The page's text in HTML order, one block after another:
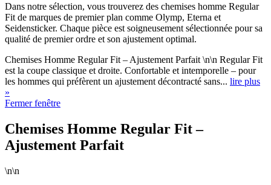
Dans notre sélection, vous trouverez des chemises homme Regular
Fit de marques de premier plan comme Olymp, Eterna et
Seidensticker. Chaque pièce est soigneusement sélectionnée pour sa
qualité de premier ordre et son ajustement optimal.
Chemises Homme Regular Fit – Ajustement Parfait \n\n Regular Fit
est la coupe classique et droite. Confortable et intemporelle – pour
les hommes qui préfèrent un ajustement décontracté sans... lire plus
»
Fermer fenêtre
Chemises Homme Regular Fit –
Ajustement Parfait
\n\n